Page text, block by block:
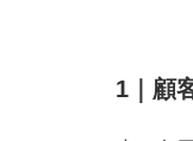
1｜顧